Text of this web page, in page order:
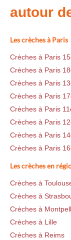
autour
Les crèches à Paris
Crèches à Paris
Crèches à Paris
Crèches à Paris
Crèches à Paris
Crèches à Paris
Crèches à Paris
Crèches à Paris
Crèches à Paris
Les crèches en
Crèches à
Crèches à
Crèches à
Crèches à Lille
Crèches à Reims